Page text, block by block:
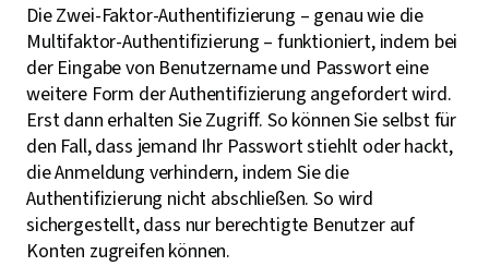
Die Zwei-Faktor-Authentifizierung – genau wie die
Multifaktor-Authentifizierung – funktioniert, indem bei
der Eingabe von Benutzername und Passwort eine
weitere Form der Authentifizierung angefordert wird.
Erst dann erhalten Sie Zugriff. So können Sie selbst für
den Fall, dass jemand Ihr Passwort stiehlt oder hackt,
die Anmeldung verhindern, indem Sie die
Authentifizierung nicht abschließen. So wird
sichergestellt, dass nur berechtigte Benutzer auf
Konten zugreifen können.